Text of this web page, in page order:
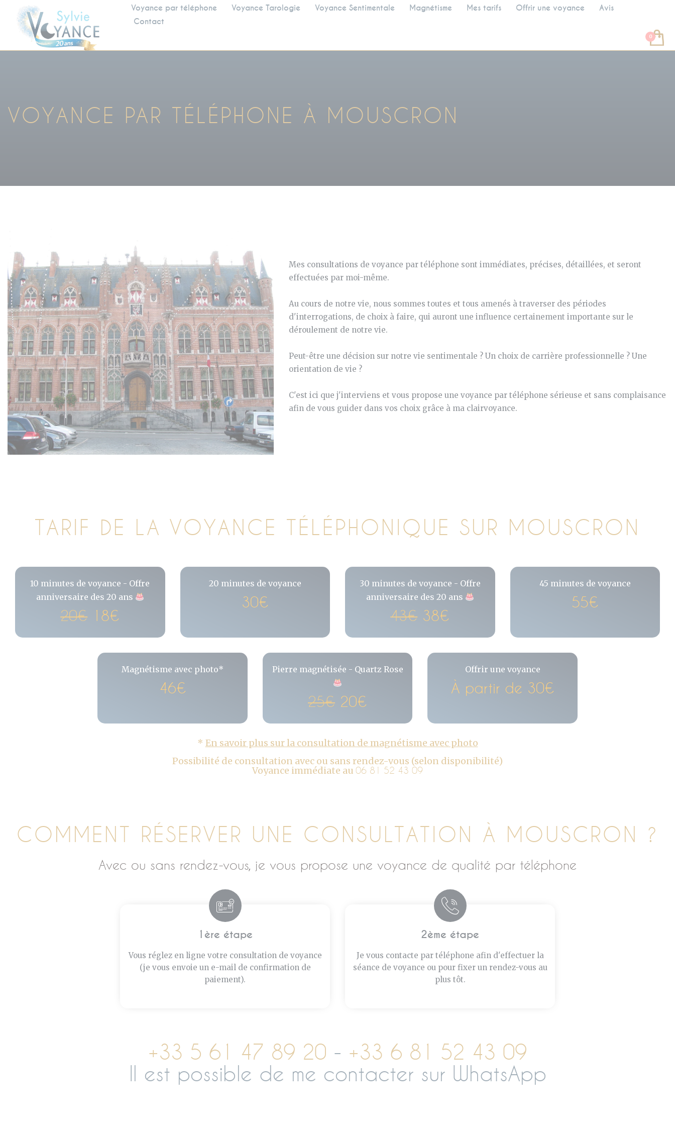
Voyance par téléphone Voyance Tarologie Voyance Sentimentale Magnétisme Mes tarifs Offrir une voyance
Avis
Contact
VOYANCE PAR TÉLÉPHONE À MOUSCRON
Mes consultations de voyance par téléphone sont immédiates, précises, détaillées, et seront
effectuées par moi-même.
Au cours de notre vie, nous sommes toutes et tous amenés à traverser des périodes
d'interrogations, de choix à faire, qui auront une influence certainement importante sur le
déroulement de notre vie.
Peut-être une décision sur notre vie sentimentale ? Un choix de carrière professionnelle ? Une
orientation de vie ?
C'est ici que j'interviens et vous propose une voyance par téléphone sérieuse et sans complaisance
afin de vous guider dans vos choix grâce à ma clairvoyance.
TARIF DE LA VOYANCE TÉLÉPHONIQUE SUR MOUSCRON
10 minutes de voyance - Offre
anniversaire des 20 ans
20€ 18€
20 minutes de voyance
30€
30 minutes de voyance - Offre
anniversaire des 20 ans
43€ 38€
45 minutes de voyance
55€
Magnétisme avec photo*
46€
Pierre magnétisée - Quartz Rose
25€ 20€
Offrir une voyance
À partir de 30€
* En savoir plus sur la consultation de magnétisme avec photo
Possibilité de consultation avec ou sans rendez-vous (selon disponibilité)
Voyance immédiate au 06 81 52 43 09
COMMENT RÉSERVER UNE CONSULTATION À MOUSCRON ?
Avec ou sans rendez-vous, je vous propose une voyance de qualité par téléphone
1ère étape
Vous réglez en ligne votre consultation de voyance
(je vous envoie un e-mail de confirmation de
paiement).
2ème étape
Je vous contacte par téléphone afin d'effectuer la
séance de voyance ou pour fixer un rendez-vous au
plus tôt.
+33 5 61 47 89 20 - +33 6 81 52 43 09
Il est possible de me contacter sur WhatsApp